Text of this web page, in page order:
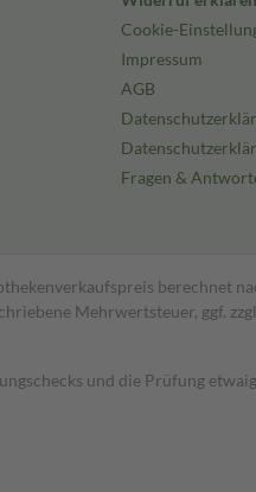
Cookie-
Impressum
AGB
Fragen &
berechnet
Mehrwertsteuer, ggf.
und die Prüfung